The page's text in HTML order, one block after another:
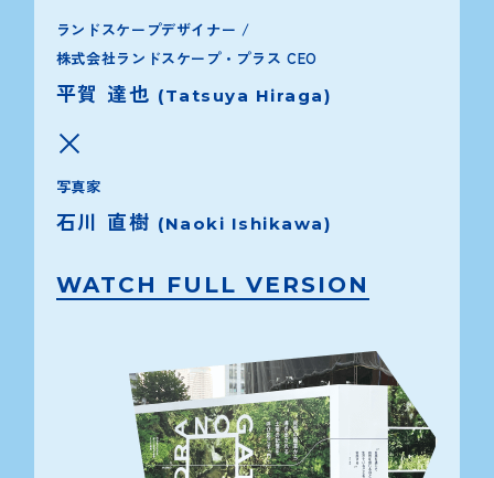
ランドスケープデザイナー /
株式会社ランドスケープ・プラス CEO
平賀 達也 (Tatsuya Hiraga)
写真家
石川 直樹 (Naoki Ishikawa)
WATCH FULL VERSION